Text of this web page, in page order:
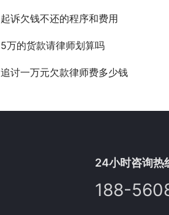
起诉欠钱不还的程序和费用
5万的货款请律师划算吗
追讨一万元欠款律师费多少钱
24小时咨询热
188-